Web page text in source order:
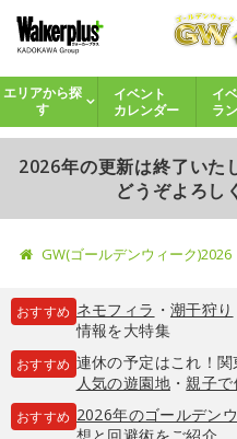
エリアから探
す
イベント
カレンダー
イ
ラ
2026年の更新は終了いた
どうぞよろし
GW(ゴールデンウィーク)2026
おすすめ ネモフィラ ・ 潮干狩り
情報を大特集
おすすめ 連休の予定はこれ！
人気の遊園地・親子で
おすすめ 2026年のゴールデン